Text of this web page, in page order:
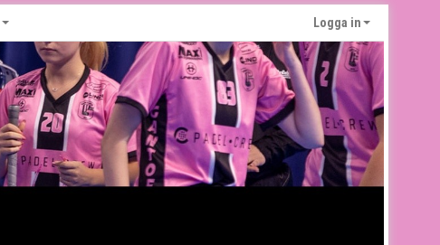
Logga in